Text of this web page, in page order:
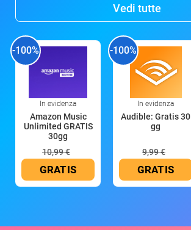
Vedi tutte
-100%
In evidenza
Amazon Music
Unlimited GRATIS
30gg
10,99 €
GRATIS
-100%
In evidenza
Audible: Gratis 30
gg
9,99 €
GRATIS